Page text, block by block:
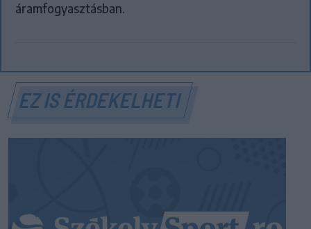
áramfogyasztásban.
EZ IS ÉRDEKELHETI